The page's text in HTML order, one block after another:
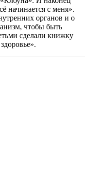
начинается с меня».
органов и о
чтобы быть
сделали книжку